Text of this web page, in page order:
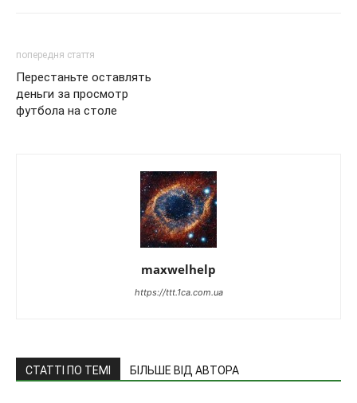
попередня стаття
Перестаньте оставлять
деньги за просмотр
футбола на столе
maxwelhelp
https://ttt.1ca.com.ua
СТАТТІ ПО ТЕМІ БІЛЬШЕ ВІД АВТОРА